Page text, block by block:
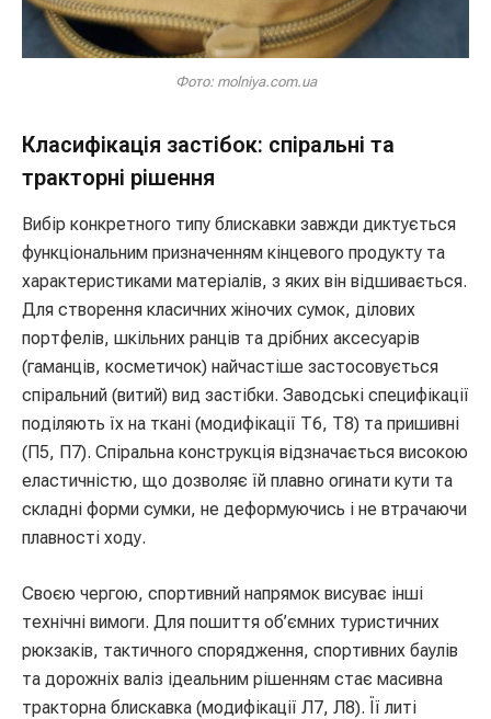
Фото: molniya.com.ua
Класифікація застібок: спіральні та
тракторні рішення
Вибір конкретного типу блискавки завжди диктується
функціональним призначенням кінцевого продукту та
характеристиками матеріалів, з яких він відшивається.
Для створення класичних жіночих сумок, ділових
портфелів, шкільних ранців та дрібних аксесуарів
(гаманців, косметичок) найчастіше застосовується
спіральний (витий) вид застібки. Заводські специфікації
поділяють їх на ткані (модифікації Т6, Т8) та пришивні
(П5, П7). Спіральна конструкція відзначається високою
еластичністю, що дозволяє їй плавно огинати кути та
складні форми сумки, не деформуючись і не втрачаючи
плавності ходу.
Своєю чергою, спортивний напрямок висуває інші
технічні вимоги. Для пошиття об’ємних туристичних
рюкзаків, тактичного спорядження, спортивних баулів
та дорожніх валіз ідеальним рішенням стає масивна
тракторна блискавка (модифікації Л7, Л8). Її литі